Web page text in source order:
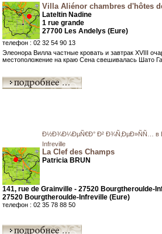
Villa Aliénor chambres d'hôtes
Lateltin Nadine
1 rue grande
27700 Les Andelys (Eure)
телефон : 02 32 54 90 13
Элеонора Вилла частные кровать и завтрак XVIII
местоположение на краю Сена свешивалась Шато
Ð½Ð¾Ð¼ÐµÑ€Ð° Ð² Ð¾Ñ‚ÐµÐ»ÑÑ… в
Infreville
La Clef des Champs
Patricia BRUN
141, rue de Grainville - 27520 Bourgtheroulde-
27520 Bourgtheroulde-Infreville (Eure)
телефон : 02 35 78 88 50